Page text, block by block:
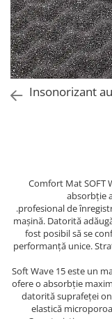
Insonorizant
Comfort Mat SOFT
absorbție
.profesional de
mașină. Datorită
fost posibil să se
performanță unice.
Soft Wave 15 este un
ofere o absorbție
datorită suprafeței
elastică